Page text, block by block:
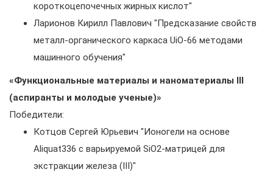
короткоцепочечных жирных кислот"
Ларионов Кирилл Павлович "Предсказание свойств
металл-органического каркаса UiO-66 методами
машинного обучения"
«Функциональные материалы и наноматериалы III
(аспиранты и молодые ученые)»
Победители:
Котцов Сергей Юрьевич "Ионогели на основе
Aliquat336 с варьируемой SiO2-матрицей для
экстракции железа (III)"